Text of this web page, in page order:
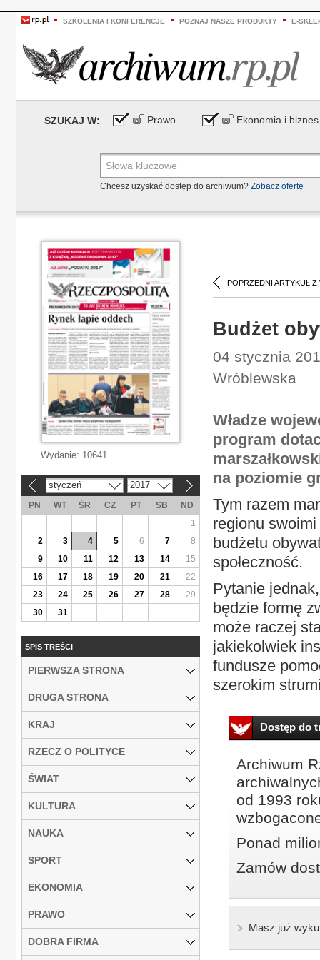
SZKOLENIA I KONFERENCJE POZNAJ NASZE PRODUKTY E-
SZUKAJ W: Prawo Ekonomia i biznes
Chcesz uzyskać dostęp do archiwum? Zobacz ofertę
POPRZEDNI ARTYKUŁ Z
Budżet
04 stycznia
Wróblewska
Władze
program
na poziomie
Tym razem
regionu
budżetu
społeczność.
Pytanie
będzie formę
może raczej
jakiekolwiek
fundusze
szerokim
Dostęp do
Archiwum
od 1993
Ponad
Zamów
Masz już
Wydanie: 10641
styczeń 2017
PN WT ŚR CZ PT SB
ND
1
2
3 4 5 6 7
8
9
10 11 12 13 14
15
16
17 18 19 20 21
22
23
24 25 26 27 28
29
30
31
SPIS TREŚCI
PIERWSZA STRONA
DRUGA STRONA
KRAJ
RZECZ O POLITYCE
ŚWIAT
KULTURA
NAUKA
SPORT
EKONOMIA
PRAWO
DOBRA FIRMA